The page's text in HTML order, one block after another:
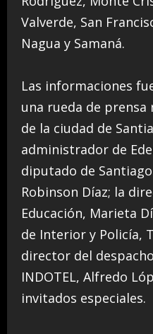
Valverde, San
Nagua y Samaná.
Las informaciones
una rueda de
de la ciudad de
administrador de
diputado de
Robinson Díaz; la
Educación, Marieta
de Interior y Policía,
director del
INDOTEL, Alfredo
invitados especiales.